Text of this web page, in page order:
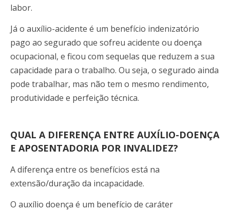
labor.
Já o auxílio-acidente é um benefício indenizatório
pago ao segurado que sofreu acidente ou doença
ocupacional, e ficou com sequelas que reduzem a sua
capacidade para o trabalho. Ou seja, o segurado ainda
pode trabalhar, mas não tem o mesmo rendimento,
produtividade e perfeição técnica.
QUAL A DIFERENÇA ENTRE AUXÍLIO-DOENÇA
E APOSENTADORIA POR INVALIDEZ?
A diferença entre os benefícios está na
extensão/duração da incapacidade.
O auxílio doença é um benefício de caráter